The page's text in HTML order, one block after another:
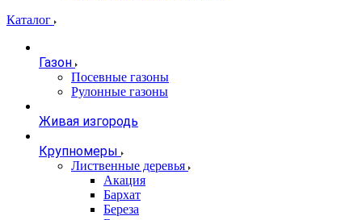
Каталог
Газон
Посевные газоны
Рулонные газоны
Живая изгородь
Крупномеры
Лиственные деревья
Акация
Бархат
Береза